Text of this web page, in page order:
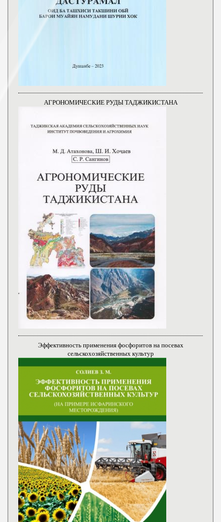
АГРОНОМИЧЕСКИЕ РУДЫ ТАДЖИКИСТАНА
Эффективность применения фосфоритов на посевах
сельскохозяйственных культур